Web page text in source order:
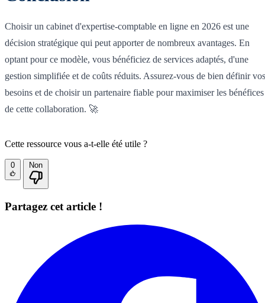
Choisir un cabinet d'expertise-comptable en ligne en 2026 est une
décision stratégique qui peut apporter de nombreux avantages. En
optant pour ce modèle, vous bénéficiez de services adaptés, d'une
gestion simplifiée et de coûts réduits. Assurez-vous de bien définir vos
besoins et de choisir un partenaire fiable pour maximiser les bénéfices
de cette collaboration. 🚀
Cette ressource vous a-t-elle été utile ?
0
Partagez cet article !